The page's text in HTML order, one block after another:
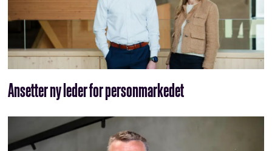
Ansetter ny leder for personmarkedet